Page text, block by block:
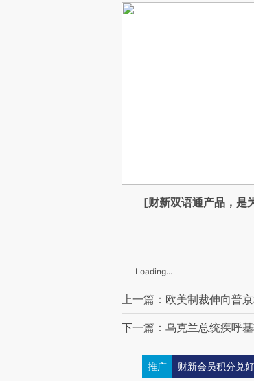
[财新双语通产品，是
Loading...
上一篇：欧美制裁伸向普
下一篇：乌克兰总统疾呼
推广 财新会员积分兑